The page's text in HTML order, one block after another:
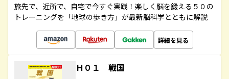
旅先で、近所で、自宅で今すぐ実践！楽しく脳を鍛える５０の
トレーニングを「地球の歩き方」が最新脳科学とともに解説
詳細を見る
Ｈ０１ 戦国